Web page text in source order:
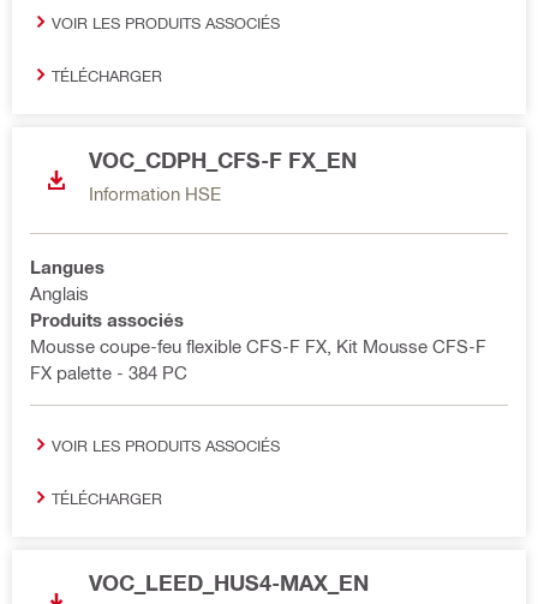
VOIR LES PRODUITS ASSOCIÉS
TÉLÉCHARGER
VOC_CDPH_CFS-F FX_EN
Information HSE
Langues
Anglais
Produits associés
Mousse coupe-feu flexible CFS-F FX, Kit Mousse CFS-F
FX palette - 384 PC
VOIR LES PRODUITS ASSOCIÉS
TÉLÉCHARGER
VOC_LEED_HUS4-MAX_EN